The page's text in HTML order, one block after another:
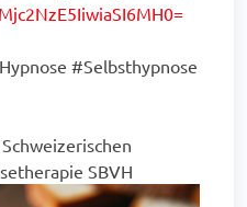
#Selbsthypnose
SBVH